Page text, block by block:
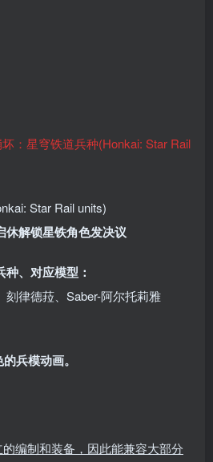
：星穹铁道兵种(Honkai: Star Rail
Star Rail units)
休解锁星铁角色发决议
、对应模型：
律德菈、Saber-阿尔托莉雅
兵模动画。
编制和装备，因此能兼容大部分